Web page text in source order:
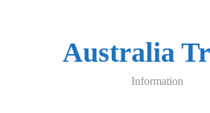
Australia
Information